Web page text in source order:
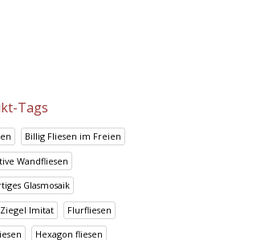
Tags
Billig Fliesen im Freien
Wandfliesen
Glasmosaik
Imitat Flurfliesen
Hexagon fliesen